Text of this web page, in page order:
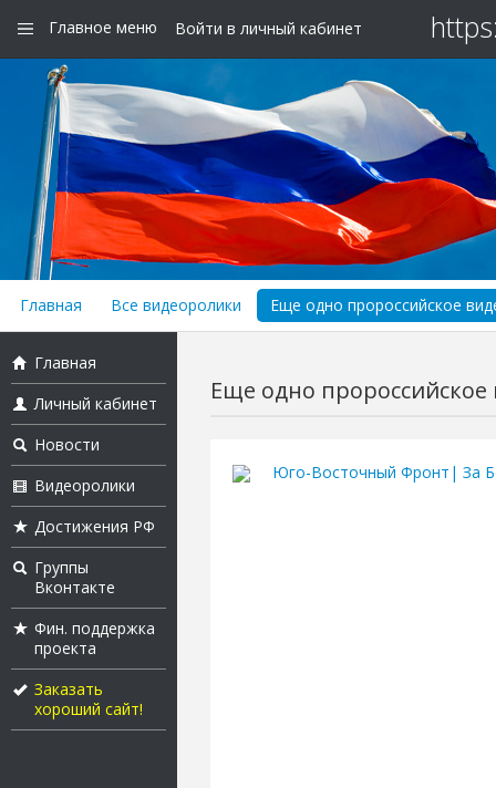
Главное меню Войти в личный кабинет
Главная Все видеоролики Еще одно пророссийское
Главная
Личный кабинет
Новости
Видеоролики
Достижения РФ
Группы
Вконтакте
Фин. поддержка
проекта
Заказать
хороший сайт!
Еще одно пророссийское
Юго-Восточный Фронт| За